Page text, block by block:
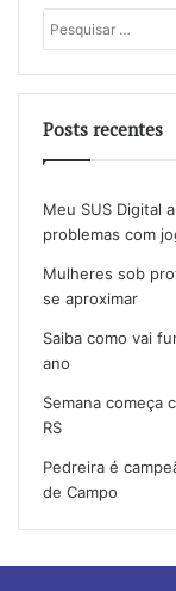
Posts recentes
Meu SUS Digital
problemas com
Mulheres sob
se aproximar
Saiba como vai
ano
Semana começa
RS
Pedreira é
de Campo